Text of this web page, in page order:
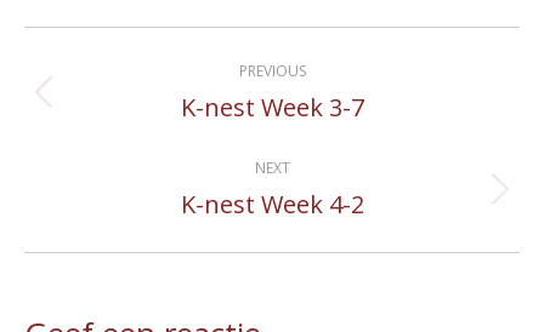
navigation
PREVIOUS
Previous
K-nest Week 3-7
NEXT
Next
K-nest Week 4-2